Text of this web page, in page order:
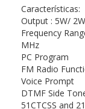
Características:
Output : 5W/ 2W
Frequency
MHz
PC Program
FM Radio
Voice Prompt
DTMF Side
51CTCSS and